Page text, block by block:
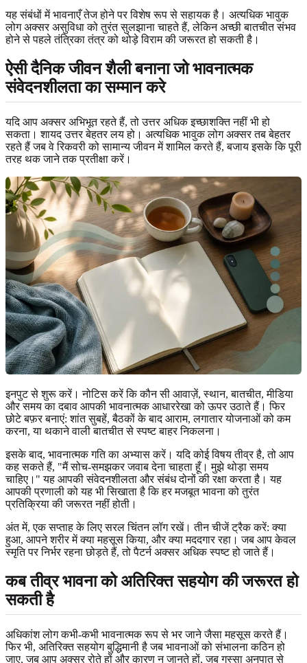
यह संबंधों में भावनाएँ तेज होने पर विशेष रूप से सहायक है। अत्यधिक भावुक
लोग अक्सर असुविधा को तुरंत सुलझाना चाहते हैं, लेकिन अच्छी बातचीत संभव
होने से पहले तंत्रिका तंत्र को थोड़े विराम की जरूरत हो सकती है।
ऐसी दैनिक जीवन शैली बनाना जो भावनात्मक
संवेदनशीलता का सम्मान करे
यदि आप अक्सर अभिभूत रहते हैं, तो उत्तर अधिक इच्छाशक्ति नहीं भी हो
सकता। शायद उत्तर बेहतर लय हो। अत्यधिक भावुक लोग अक्सर तब बेहतर
रहते हैं जब वे रिकवरी को सामान्य जीवन में शामिल करते हैं, बजाय इसके कि पूरी
तरह थक जाने तक प्रतीक्षा करें।
इनपुट से शुरू करें। नोटिस करें कि कौन सी आवाज़ें, स्थान, बातचीत, मीडिया
और समय का दबाव आपकी भावनात्मक आधाररेखा को ऊपर उठाते हैं। फिर
छोटे बफ़र बनाएं: शांत सुबहें, बैठकों के बाद आराम, लगातार योजनाओं को कम
करना, या थकाने वाली बातचीत से स्पष्ट बाहर निकलना।
इसके बाद, भावनात्मक गति का अभ्यास करें। यदि कोई विषय तीव्र है, तो आप
कह सकते हैं, "मैं सोच-समझकर जवाब देना चाहता हूँ। मुझे थोड़ा समय
चाहिए।" यह आपकी संवेदनशीलता और संबंध दोनों की रक्षा करता है। यह
आपकी प्रणाली को यह भी सिखाता है कि हर मजबूत भावना को तुरंत
प्रतिक्रिया की जरूरत नहीं होती।
अंत में, एक सप्ताह के लिए सरल चिंतन लॉग रखें। तीन चीजें ट्रैक करें: क्या
हुआ, आपने शरीर में क्या महसूस किया, और क्या मददगार रहा। जब आप केवल
स्मृति पर निर्भर रहना छोड़ते हैं, तो पैटर्न अक्सर अधिक स्पष्ट हो जाते हैं।
कब तीव्र भावना को अतिरिक्त सहयोग की जरूरत हो
सकती है
अधिकांश लोग कभी-कभी भावनात्मक रूप से भर जाने जैसा महसूस करते हैं।
फिर भी, अतिरिक्त सहयोग बुद्धिमानी है जब भावनाओं को संभालना कठिन हो
जाए, जब आप अक्सर रोते हों और कारण न जानते हों, जब गुस्सा अनुपात से